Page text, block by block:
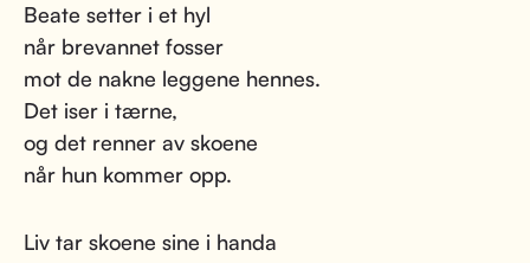
Beate setter i et hyl
når brevannet fosser
mot de nakne leggene hennes.
Det iser i tærne,
og det renner av skoene
når hun kommer opp.
Liv tar skoene sine i handa